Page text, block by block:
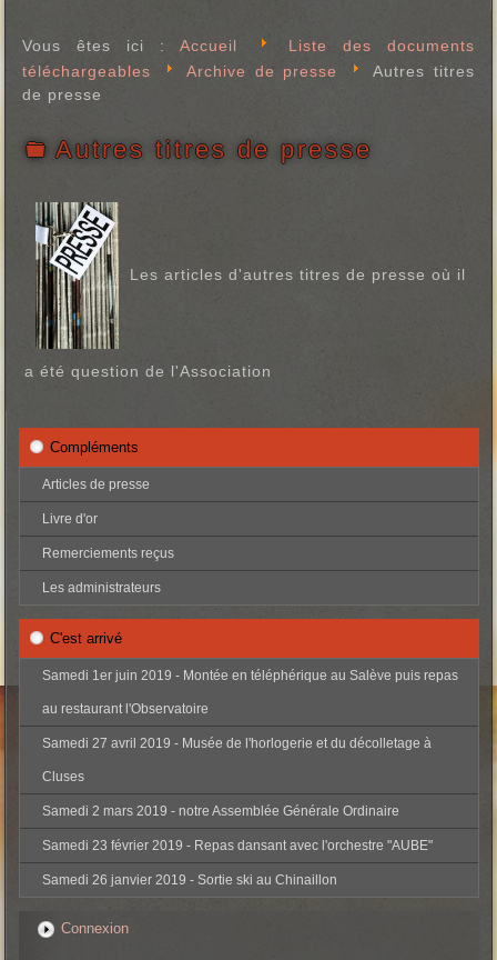
Vous êtes ici :Accueil
Liste des documents
téléchargeables
Archive de presse
Autres titres
de presse
f
l
d
e
r
Autres titres de presse
Les articles d'autres titres de presse où il
a été question de l'Association
Compléments
Articles de presse
Livre d'or
Remerciements reçus
Les administrateurs
C'est arrivé
Samedi 1er juin 2019 - Montée en téléphérique au Salève puis repas
au restaurant l'Observatoire
Samedi 27 avril 2019 - Musée de l'horlogerie et du décolletage à
Cluses
Samedi 2 mars 2019 - notre Assemblée Générale Ordinaire
Samedi 23 février 2019 - Repas dansant avec l'orchestre "AUBE"
Samedi 26 janvier 2019 - Sortie ski au Chinaillon
Connexion